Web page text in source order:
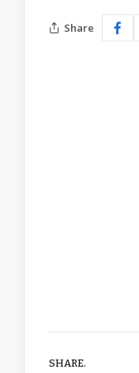
Share
SHARE.